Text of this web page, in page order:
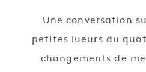
Une conversation
petites lueurs du
changements de